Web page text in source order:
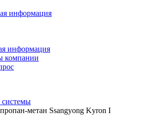
информация
информация
компании
системы
метан Ssangyong Kyron I